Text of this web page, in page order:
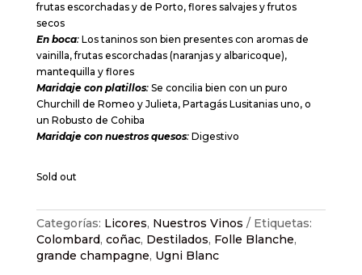
frutas escorchadas y de Porto, flores salvajes y frutos
secos
En boca:Los taninos son bien presentes con aromas de
vainilla, frutas escorchadas (naranjas y albaricoque),
mantequilla y flores
Maridaje con platillos: Se concilia bien con un puro
Churchill de Romeo y Julieta, Partagás Lusitanias uno, o
un Robusto de Cohiba
Maridaje con nuestros quesos:Digestivo
Sold out
Categorías: Licores, Nuestros Vinos
Etiquetas:
Colombard, coñac, Destilados, Folle Blanche,
grande champagne, Ugni Blanc